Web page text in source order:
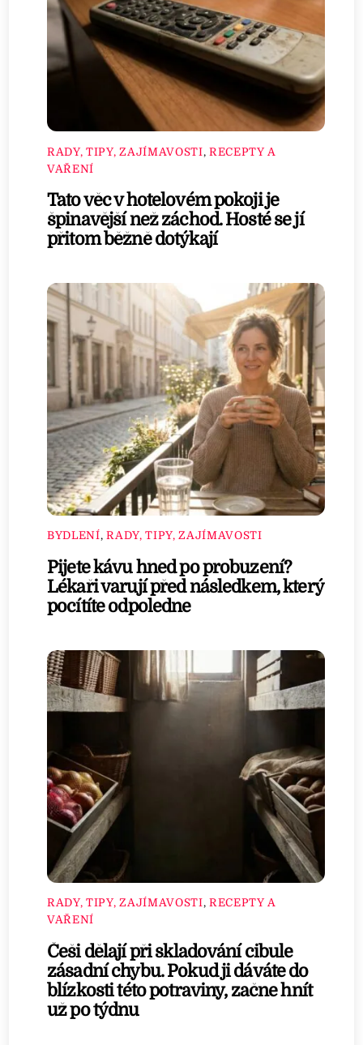
RADY, TIPY, ZAJÍMAVOSTI, RECEPTY A
VAŘENÍ
Tato věc v hotelovém pokoji je
špinavější než záchod. Hosté se jí
přitom běžně dotýkají
BYDLENÍ,RADY, TIPY, ZAJÍMAVOSTI
Pijete kávu hned po probuzení?
Lékaři varují před následkem, který
pocítíte odpoledne
RADY, TIPY, ZAJÍMAVOSTI, RECEPTY A
VAŘENÍ
Češi dělají při skladování cibule
zásadní chybu. Pokud ji dáváte do
blízkosti této potraviny, začne hnít
už po týdnu